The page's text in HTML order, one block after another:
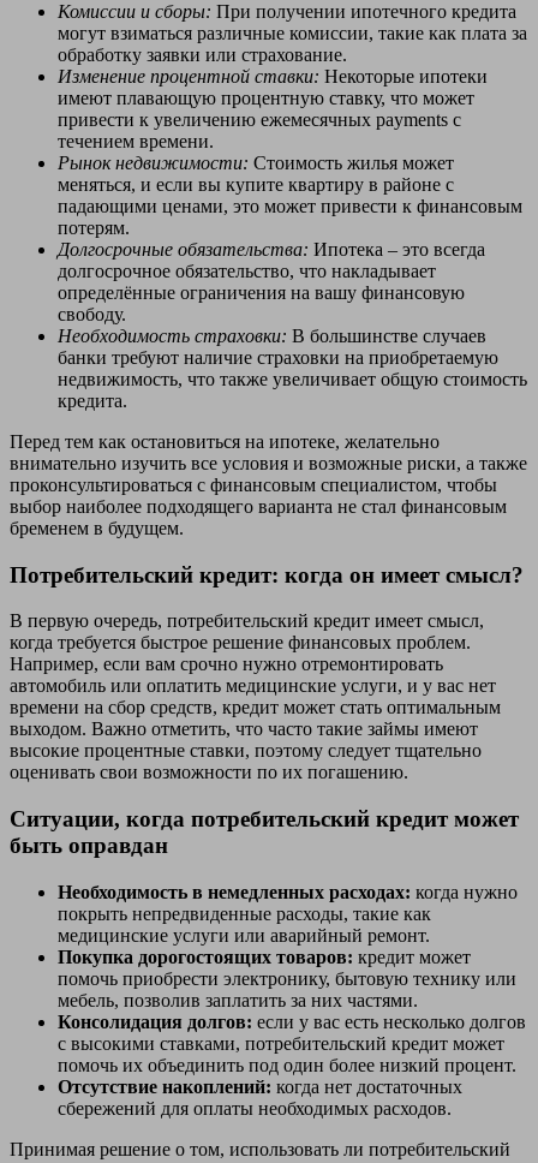
Комиссии и сборы: При получении ипотечного кредита
могут взиматься различные комиссии, такие как плата за
обработку заявки или страхование.
Изменение процентной ставки: Некоторые ипотеки
имеют плавающую процентную ставку, что может
привести к увеличению ежемесячных payments с
течением времени.
Рынок недвижимости: Стоимость жилья может
меняться, и если вы купите квартиру в районе с
падающими ценами, это может привести к финансовым
потерям.
Долгосрочные обязательства: Ипотека – это всегда
долгосрочное обязательство, что накладывает
определённые ограничения на вашу финансовую
свободу.
Необходимость страховки: В большинстве случаев
банки требуют наличие страховки на приобретаемую
недвижимость, что также увеличивает общую стоимость
кредита.
Перед тем как остановиться на ипотеке, желательно
внимательно изучить все условия и возможные риски, а также
проконсультироваться с финансовым специалистом, чтобы
выбор наиболее подходящего варианта не стал финансовым
бременем в будущем.
Потребительский кредит: когда он имеет смысл?
В первую очередь, потребительский кредит имеет смысл,
когда требуется быстрое решение финансовых проблем.
Например, если вам срочно нужно отремонтировать
автомобиль или оплатить медицинские услуги, и у вас нет
времени на сбор средств, кредит может стать оптимальным
выходом. Важно отметить, что часто такие займы имеют
высокие процентные ставки, поэтому следует тщательно
оценивать свои возможности по их погашению.
Ситуации, когда потребительский кредит может
быть оправдан
Необходимость в немедленных расходах: когда нужно
покрыть непредвиденные расходы, такие как
медицинские услуги или аварийный ремонт.
Покупка дорогостоящих товаров: кредит может
помочь приобрести электронику, бытовую технику или
мебель, позволив заплатить за них частями.
Консолидация долгов: если у вас есть несколько долгов
с высокими ставками, потребительский кредит может
помочь их объединить под один более низкий процент.
Отсутствие накоплений: когда нет достаточных
сбережений для оплаты необходимых расходов.
Принимая решение о том, использовать ли потребительский